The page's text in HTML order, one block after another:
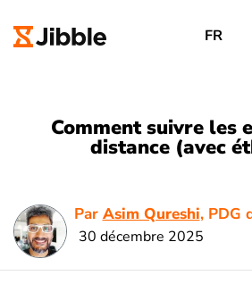
FR
Comment suivre les
distance (avec
Par Asim Qureshi, PDG
30 décembre 2025